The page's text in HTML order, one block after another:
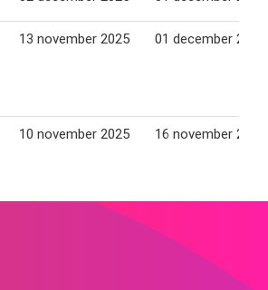
13 november 2025 01 december 2025
10 november 2025 16 november 2025